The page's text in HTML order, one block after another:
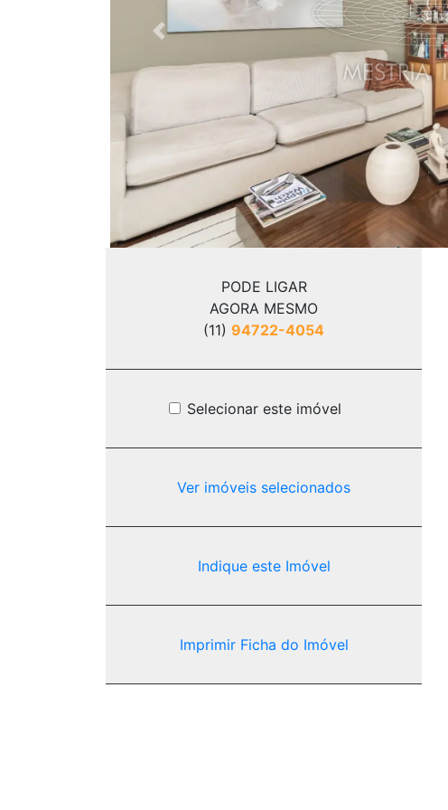
Previous
PODE LIGAR
AGORA MESMO
(11) 94722-4054
Selecionar este imóvel
Ver imóveis selecionados
Indique este Imóvel
Imprimir Ficha do Imóvel